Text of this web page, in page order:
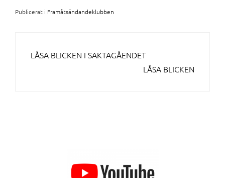
Publicerat i Framåtsändandeklubben
INLÄGGSNAVIGERING
LÅSA BLICKEN I SAKTAGÅENDET
LÅSA BLICKEN